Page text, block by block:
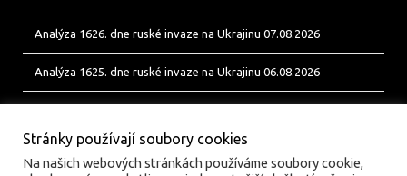
Analýza 1626. dne ruské invaze na Ukrajinu 07.08.2026
Analýza 1625. dne ruské invaze na Ukrajinu 06.08.2026
Stránky používají soubory cookies
Na našich webových stránkách používáme soubory cookie,